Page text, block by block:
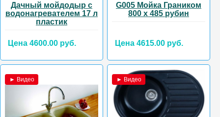
Дачный мойдодыр с
водонагревателем 17 л
пластик
Цена 4600.00 руб.
G005 Мойка Граником
800 х 485 рубин
Цена 4615.00 руб.
► Видео ► Видео